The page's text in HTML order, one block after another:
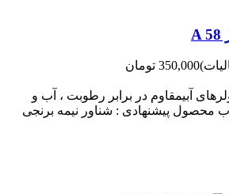
350,000 تومان
کولرهای آبیمقاوم در برابر رطوبت ، آب و
محصول پیشنهادی : شناور نیمه برنجی